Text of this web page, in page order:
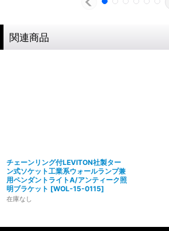
ハイロミドットコムでは、アンティーク
リジナル照明の製造、販売から納品、修
ットを使用
関連商品
チェーンリング付LEVITON社製ター
ン式ソケット工業系ウォールランプ兼
用ペンダントライトA/アンティーク照
明ブラケット [WOL-15-0115]
在庫なし